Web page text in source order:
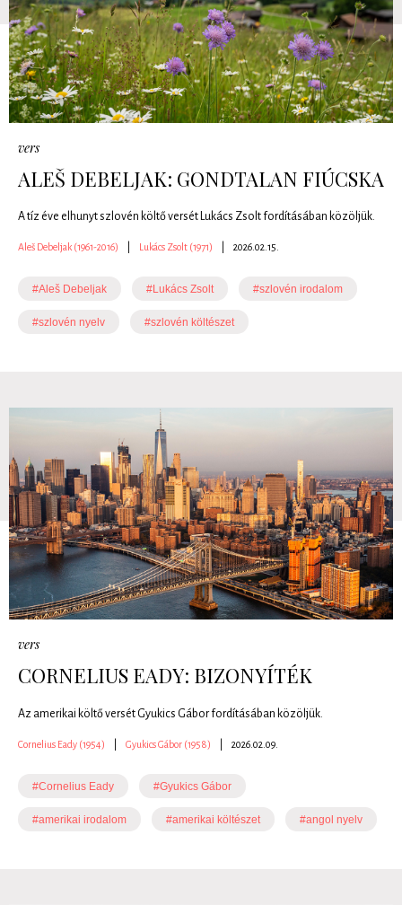
vers
ALEŠ DEBELJAK: GONDTALAN FIÚCSKA
A tíz éve elhunyt szlovén költő versét Lukács Zsolt fordításában közöljük.
Aleš Debeljak (1961-2016) Lukács Zsolt (1971) 2026.02.15.
#Aleš Debeljak #Lukács Zsolt #szlovén irodalom
#szlovén nyelv #szlovén költészet
vers
CORNELIUS EADY: BIZONYÍTÉK
Az amerikai költő versét Gyukics Gábor fordításában közöljük.
Cornelius Eady (1954) Gyukics Gábor (1958) 2026.02.09.
#Cornelius Eady #Gyukics Gábor
#amerikai irodalom #amerikai költészet #angol nyelv